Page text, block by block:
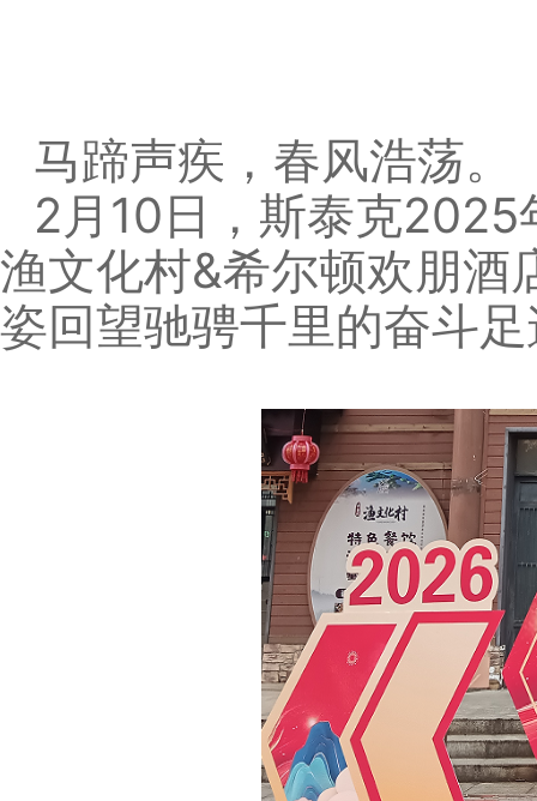
马蹄声疾，春风浩荡。
2月10日，斯泰克2025
渔文化村&希尔顿欢朋酒
姿回望驰骋千里的奋斗